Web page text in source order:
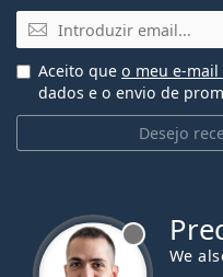
Email
Desejo
Aceito que o meu e-mail
dados e o envio de
We